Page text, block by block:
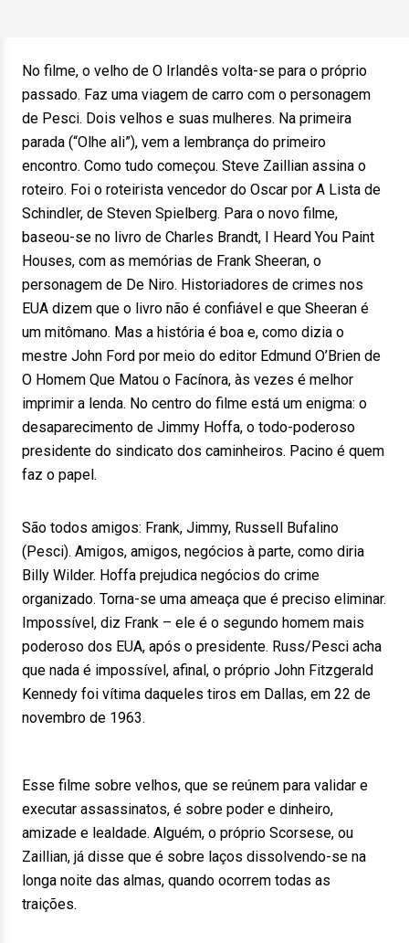
No filme, o velho de O Irlandês volta-se para o próprio
passado. Faz uma viagem de carro com o personagem
de Pesci. Dois velhos e suas mulheres. Na primeira
parada (“Olhe ali”), vem a lembrança do primeiro
encontro. Como tudo começou. Steve Zaillian assina o
roteiro. Foi o roteirista vencedor do Oscar por A Lista de
Schindler, de Steven Spielberg. Para o novo filme,
baseou-se no livro de Charles Brandt, I Heard You Paint
Houses, com as memórias de Frank Sheeran, o
personagem de De Niro. Historiadores de crimes nos
EUA dizem que o livro não é confiável e que Sheeran é
um mitômano. Mas a história é boa e, como dizia o
mestre John Ford por meio do editor Edmund O’Brien de
O Homem Que Matou o Facínora, às vezes é melhor
imprimir a lenda. No centro do filme está um enigma: o
desaparecimento de Jimmy Hoffa, o todo-poderoso
presidente do sindicato dos caminheiros. Pacino é quem
faz o papel.
São todos amigos: Frank, Jimmy, Russell Bufalino
(Pesci). Amigos, amigos, negócios à parte, como diria
Billy Wilder. Hoffa prejudica negócios do crime
organizado. Torna-se uma ameaça que é preciso eliminar.
Impossível, diz Frank – ele é o segundo homem mais
poderoso dos EUA, após o presidente. Russ/Pesci acha
que nada é impossível, afinal, o próprio John Fitzgerald
Kennedy foi vítima daqueles tiros em Dallas, em 22 de
novembro de 1963.
Esse filme sobre velhos, que se reúnem para validar e
executar assassinatos, é sobre poder e dinheiro,
amizade e lealdade. Alguém, o próprio Scorsese, ou
Zaillian, já disse que é sobre laços dissolvendo-se na
longa noite das almas, quando ocorrem todas as
traições.